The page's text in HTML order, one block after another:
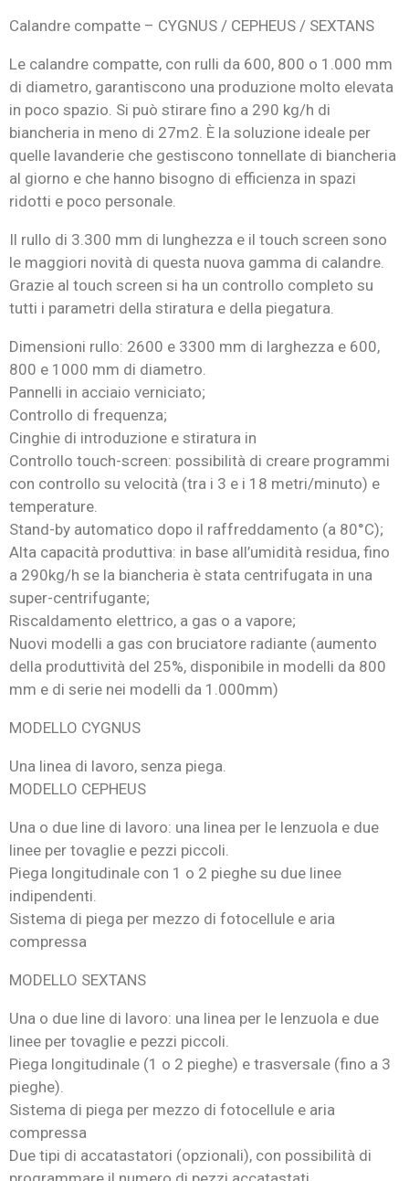
Calandre compatte – CYGNUS / CEPHEUS / SEXTANS
Le calandre compatte, con rulli da 600, 800 o 1.000 mm
di diametro, garantiscono una produzione molto elevata
in poco spazio. Si può stirare fino a 290 kg/h di
biancheria in meno di 27m2. È la soluzione ideale per
quelle lavanderie che gestiscono tonnellate di biancheria
al giorno e che hanno bisogno di efficienza in spazi
ridotti e poco personale.
Il rullo di 3.300 mm di lunghezza e il touch screen sono
le maggiori novità di questa nuova gamma di calandre.
Grazie al touch screen si ha un controllo completo su
tutti i parametri della stiratura e della piegatura.
Dimensioni rullo: 2600 e 3300 mm di larghezza e 600,
800 e 1000 mm di diametro.
Pannelli in acciaio verniciato;
Controllo di frequenza;
Cinghie di introduzione e stiratura in
Controllo touch-screen: possibilità di creare programmi
con controllo su velocità (tra i 3 e i 18 metri/minuto) e
temperature.
Stand-by automatico dopo il raffreddamento (a 80°C);
Alta capacità produttiva: in base all’umidità residua, fino
a 290kg/h se la biancheria è stata centrifugata in una
super-centrifugante;
Riscaldamento elettrico, a gas o a vapore;
Nuovi modelli a gas con bruciatore radiante (aumento
della produttività del 25%, disponibile in modelli da 800
mm e di serie nei modelli da 1.000mm)
MODELLO CYGNUS
Una linea di lavoro, senza piega.
MODELLO CEPHEUS
Una o due line di lavoro: una linea per le lenzuola e due
linee per tovaglie e pezzi piccoli.
Piega longitudinale con 1 o 2 pieghe su due linee
indipendenti.
Sistema di piega per mezzo di fotocellule e aria
compressa
MODELLO SEXTANS
Una o due line di lavoro: una linea per le lenzuola e due
linee per tovaglie e pezzi piccoli.
Piega longitudinale (1 o 2 pieghe) e trasversale (fino a 3
pieghe).
Sistema di piega per mezzo di fotocellule e aria
compressa
Due tipi di accatastatori (opzionali), con possibilità di